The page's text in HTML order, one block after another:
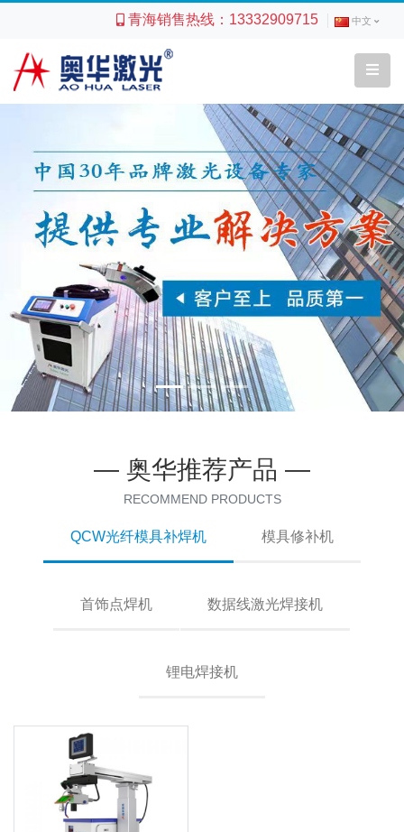
青海销售热线： 13332909715 中文
Next
— 奥华推荐产品 —
RECOMMEND PRODUCTS
QCW光纤模具补焊机 模具修补机
首饰点焊机 数据线激光焊接机
锂电焊接机